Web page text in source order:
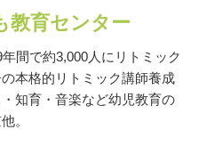
教育センター
間で約3,000人にリトミック
本格的リトミック講師養成
知育・音楽など幼児教育の
。